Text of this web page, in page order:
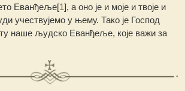
Еванђеље[1], а оно је и моје и твоје и
учествујемо у њему. Тако је Господ
наше људско Еванђеље, које важи за